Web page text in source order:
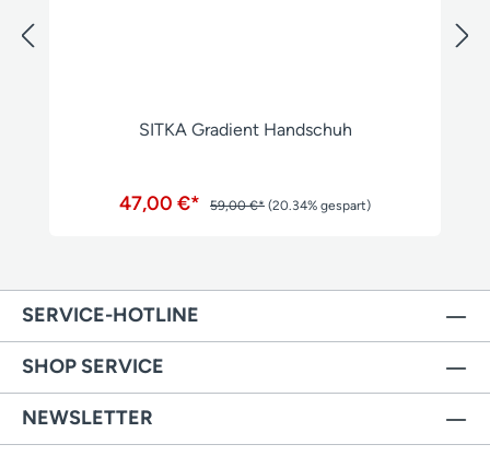
SITKA Gradient Handschuh
47,00 €* 59,00 €* (20.34% gespart)
SERVICE-HOTLINE
SHOP SERVICE
NEWSLETTER